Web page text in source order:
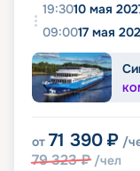
19:3010 мая
09:0017 мая
от 71 390 ₽ /
79 323₽ /чел